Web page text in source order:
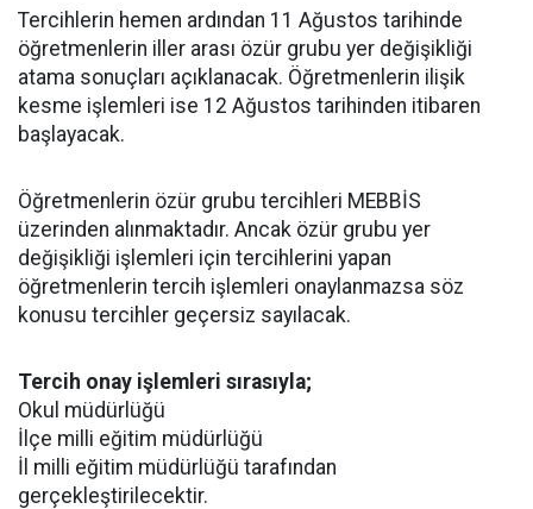
Tercihlerin hemen ardından 11 Ağustos tarihinde
öğretmenlerin iller arası özür grubu yer değişikliği
atama sonuçları açıklanacak. Öğretmenlerin ilişik
kesme işlemleri ise 12 Ağustos tarihinden itibaren
başlayacak.
Öğretmenlerin özür grubu tercihleri MEBBİS
üzerinden alınmaktadır. Ancak özür grubu yer
değişikliği işlemleri için tercihlerini yapan
öğretmenlerin tercih işlemleri onaylanmazsa söz
konusu tercihler geçersiz sayılacak.
Tercih onay işlemleri sırasıyla;
Okul müdürlüğü
İlçe milli eğitim müdürlüğü
İl milli eğitim müdürlüğü tarafından
gerçekleştirilecektir.